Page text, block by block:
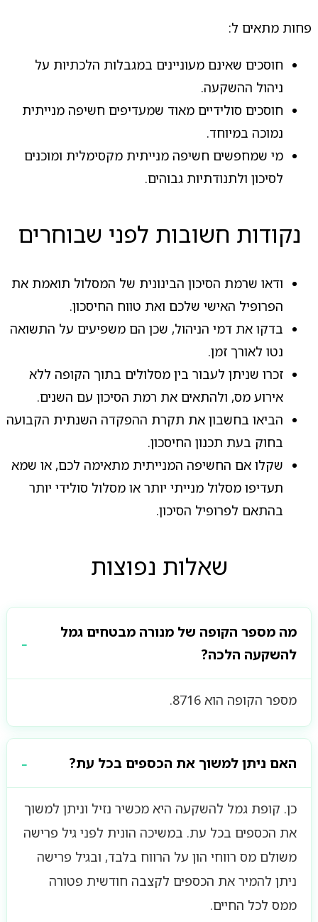
פחות מתאים ל:
חוסכים שאינם מעוניינים במגבלות הלכתיות על
ניהול ההשקעה.
חוסכים סולידיים מאוד שמעדיפים חשיפה מנייתית
נמוכה במיוחד.
מי שמחפשים חשיפה מנייתית מקסימלית ומוכנים
לסיכון ולתנודתיות גבוהים.
נקודות חשובות לפני שבוחרים
ודאו שרמת הסיכון הבינונית של המסלול תואמת את
הפרופיל האישי שלכם ואת טווח החיסכון.
בדקו את דמי הניהול, שכן הם משפיעים על התשואה
נטו לאורך זמן.
זכרו שניתן לעבור בין מסלולים בתוך הקופה ללא
אירוע מס, ולהתאים את רמת הסיכון עם השנים.
הביאו בחשבון את תקרת ההפקדה השנתית הקבועה
בחוק בעת תכנון החיסכון.
שקלו אם החשיפה המנייתית מתאימה לכם, או שמא
תעדיפו מסלול מנייתי יותר או מסלול סולידי יותר
בהתאם לפרופיל הסיכון.
שאלות נפוצות
מה מספר הקופה של מנורה מבטחים גמל
להשקעה הלכה?
מספר הקופה הוא 8716.
האם ניתן למשוך את הכספים בכל עת?
כן. קופת גמל להשקעה היא מכשיר נזיל וניתן למשוך
את הכספים בכל עת. במשיכה הונית לפני גיל פרישה
משולם מס רווחי הון על הרווח בלבד, ובגיל פרישה
ניתן להמיר את הכספים לקצבה חודשית פטורה
ממס לכל החיים.